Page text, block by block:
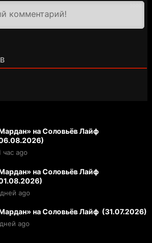
на Соловьёв Лайф
час ago
на Соловьёв Лайф
ago
на Соловьёв Лайф (31.07.2026)
ago